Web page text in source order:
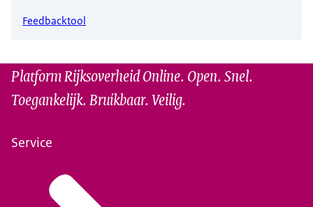
Feedbacktool
Platform Rijksoverheid Online. Open. Snel.
Toegankelijk. Bruikbaar. Veilig.
Service